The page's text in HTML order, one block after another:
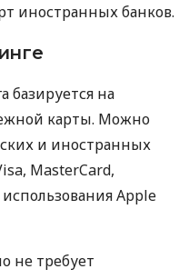
иностранных банков.
базируется на
карты. Можно
и иностранных
MasterCard,
Apple
не требует